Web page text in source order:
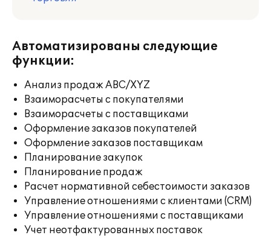
Автоматизированы следующие
функции:
Анализ продаж ABC/XYZ
Взаиморасчеты с покупателями
Взаиморасчеты с поставщиками
Оформление заказов покупателей
Оформление заказов поставщикам
Планирование закупок
Планирование продаж
Расчет нормативной себестоимости заказов
Управление отношениями с клиентами (CRM)
Управление отношениями с поставщиками
Учет неотфактурованных поставок